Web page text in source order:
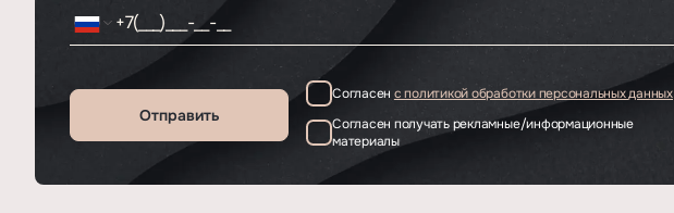
Отправить
Согласен с политикой обработки персональных данных
Согласен получать рекламные/информационные
материалы